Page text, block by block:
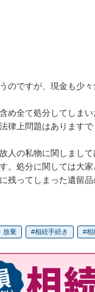
のですが、現金も少
め全て処分してしま
律上問題はありますで
人の私物に関しまし
。処分に関しては大
残ってしまった遺留
放棄 相続手続き 相